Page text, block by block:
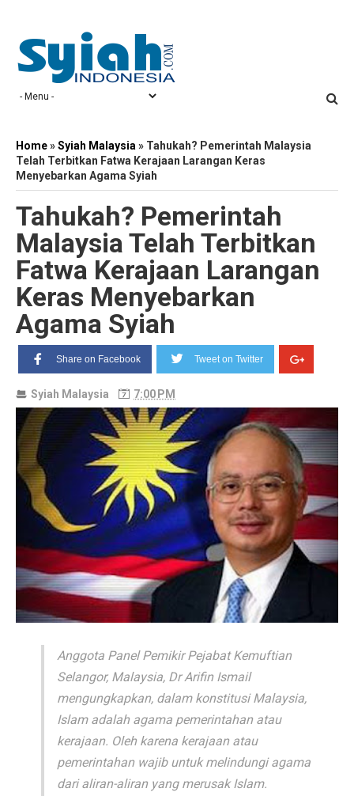
Home»Syiah Malaysia » Tahukah? Pemerintah Malaysia
Telah Terbitkan Fatwa Kerajaan Larangan Keras
Menyebarkan Agama Syiah
Tahukah? Pemerintah
Malaysia Telah Terbitkan
Fatwa Kerajaan Larangan
Keras Menyebarkan
Agama Syiah
Share on Facebook Tweet on Twitter
Syiah Malaysia 7:00 PM
Anggota Panel Pemikir Pejabat Kemuftian
Selangor, Malaysia, Dr Arifin Ismail
mengungkapkan, dalam konstitusi Malaysia,
Islam adalah agama pemerintahan atau
kerajaan. Oleh karena kerajaan atau
pemerintahan wajib untuk melindungi agama
dari aliran-aliran yang merusak Islam.